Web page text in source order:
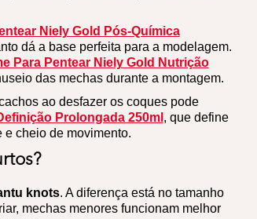
Niely Gold Pós-Química
dá a base perfeita para a modelagem.
Para Pentear Niely Gold Nutrição
das mechas durante a montagem.
ao desfazer os coques pode
Prolongada 250ml , que define
e cheio de movimento.
knots. A diferença está no tamanho
mechas menores funcionam melhor